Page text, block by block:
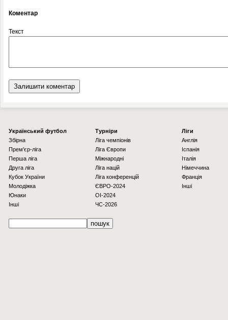
Коментар
Текст
Українcький футбол
Збірна
Прем'єр-ліга
Перша ліга
Друга ліга
Кубок України
Молодіжка
Юнаки
Інші
Турніри
Ліга чемпіонів
Ліга Європи
Міжнародні
Ліга націй
Ліга конференцій
ЄВРО-2024
OI-2024
ЧС-2026
Ліги
Англія
Іспанія
Італія
Німеччина
Франція
Інші